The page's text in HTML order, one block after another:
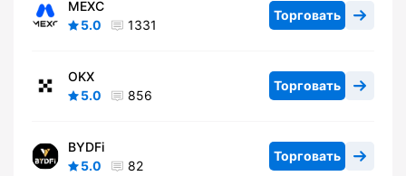
MEXC
5.0
1331
Торговать
OKX
5.0
856
Торговать
BYDFi
5.0
82
Торговать